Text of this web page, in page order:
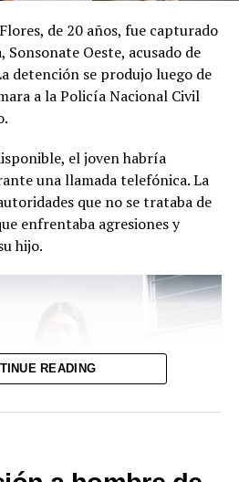
de 20 años, fue capturado
Sonsonate Oeste, acusado de
detención se produjo luego de
a la Policía Nacional Civil
el joven habría
una llamada telefónica. La
que no se trataba de
enfrentaba agresiones y
hijo.
READING